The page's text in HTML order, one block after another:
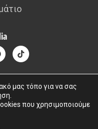
reserved. Created by
μας τόπο για να σας
που χρησιμοποιούμε